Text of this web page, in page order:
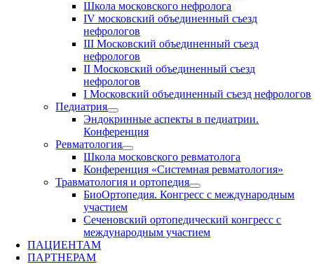
Школа московского нефролога
IV московский объединенный съезд
нефрологов
III Московский объединенный съезд
нефрологов
II Московский объединенный съезд
нефрологов
I Московский объединенный съезд нефрологов
Педиатрия
Эндокринные аспекты в педиатрии.
Конференция
Ревматология
Школа московского ревматолога
Конференция «Системная ревматология»
Травматология и ортопедия
БиоОртопедия. Конгресс с международным
участием
Сеченовский ортопедический конгресс с
международным участием
ПАЦИЕНТАМ
ПАРТНЕРАМ